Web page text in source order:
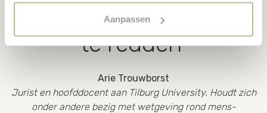
"selectie toestaan" of "alleen noodzakelijke cookies", wat
wel gevolgen kan hebben voor de gebruiksvriendelijkheid
van de website. Voor meer inzage in de cookies klik dan
.
Aanpassen
om hele ecosystemen
te redden’
Arie Trouwborst
Jurist en hoofddocent aan Tilburg University. Houdt zich
onder andere bezig met wetgeving rond mens-